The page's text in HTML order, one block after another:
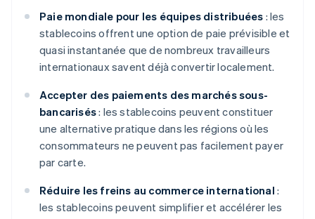
Paie mondiale pour les équipes distribuées : les
stablecoins offrent une option de paie prévisible et
quasi instantanée que de nombreux travailleurs
internationaux savent déjà convertir localement.
Accepter des paiements des marchés sous-
bancarisés: les stablecoins peuvent constituer
une alternative pratique dans les régions où les
consommateurs ne peuvent pas facilement payer
par carte.
Réduire les freins au commerce international :
les stablecoins peuvent simplifier et accélérer les